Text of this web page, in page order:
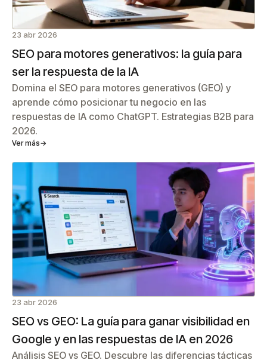
23 abr 2026
SEO para motores generativos: la guía para
ser la respuesta de la IA
Domina el SEO para motores generativos (GEO) y
aprende cómo posicionar tu negocio en las
respuestas de IA como ChatGPT. Estrategias B2B para
2026.
Ver más→
23 abr 2026
SEO vs GEO: La guía para ganar visibilidad en
Google y en las respuestas de IA en 2026
Análisis SEO vs GEO. Descubre las diferencias tácticas